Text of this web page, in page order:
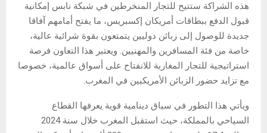
هذه الشراكة ستتيح للتجار المنخرطين في شبكة نابس إمكانية
قبول الدفع ببطاقات أمريكان إكسبريس، ما يفتح أمامهم آفاقا
جديدة للوصول إلى زبائن دوليين يتمتعون بقوة شرائية عالية،
خاصة من فئة المسافرين والمهنيين. ويعتبر هذا التعاون فرصة
استراتيجية للتجار المغاربة للانفتاح على أسواق عالمية، خصوصا
مع تزايد حضور الزبائن الأمريكيين في المغرب.
ويأتي هذا التطور في سياق دينامية قوية يعرفها القطاع
السياحي بالمملكة، حيث استقبل المغرب خلال سنة 2024